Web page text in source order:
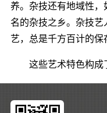
养。杂技还有地域性，
名的杂技之乡。杂技
艺，总是千方百计的保
这些艺术特色构成了